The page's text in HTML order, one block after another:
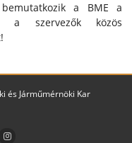
a BME a
a szervezők közös
és Járműmérnöki Kar